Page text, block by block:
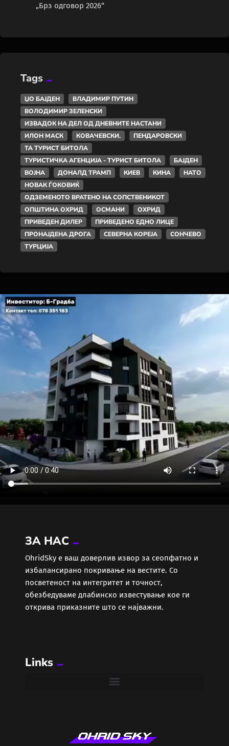
„Брз одговор 2026“
Tags
ЏО БАЈДЕН
ВЛАДИМИР ПУТИН
ВОЛОДИМИР ЗЕЛЕНСКИ
ИЗВАДОК НА ДЕЛ ОД ДНЕВНИТЕ НАСТАНИ
ИЛОН МАСК
КОВАЧЕВСКИ.
ПЕНДАРОВСКИ
ТА ТУРИСТ БИТОЛА
ТУРИСТИЧКА АГЕНЦИЈА - ТУРИСТ БИТОЛА
БАЈДЕН
ВОЈНА
ДОНАЛД ТРАМП КИЕВ КИНА
НАТО
НОВАК ЃОКОВИЌ
ОДЗЕМЕНОТО ВРАТЕНО НА СОПСТВЕНИКОТ
ОПШТИНА ОХРИД
ОСМАНИ
ОХРИД
ПРИВЕДЕН ДИЛЕР
ПРИВЕДЕНО ЕДНО ЛИЦЕ
ПРОНАЈДЕНА ДРОГА
СЕВЕРНА КОРЕЈА
СОНЧЕВО
ТУРЦИЈА
ЗА НАС
ОhridSky е ваш доверлив извор за сеопфатно и
избалансирано покривање на вестите. Со
посветеност на интегритет и точност,
обезбедуваме длабинско известување кое ги
открива приказните што се најважни.
Links